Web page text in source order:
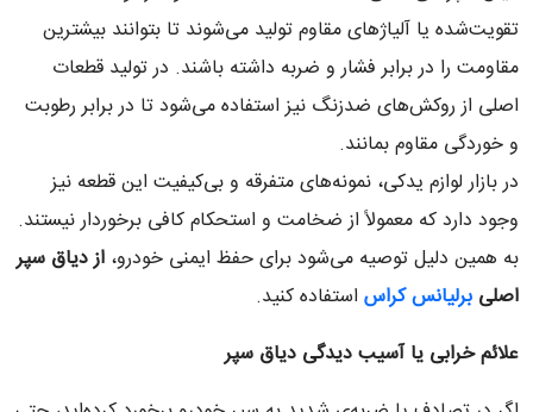
تقویت‌شده یا آلیاژهای مقاوم تولید می‌شوند تا بتوانند بیشترین
مقاومت را در برابر فشار و ضربه داشته باشند. در تولید قطعات
اصلی از روکش‌های ضدزنگ نیز استفاده می‌شود تا در برابر رطوبت
و خوردگی مقاوم بمانند.
در بازار لوازم یدکی، نمونه‌های متفرقه و بی‌کیفیت این قطعه نیز
وجود دارد که معمولاً از ضخامت و استحکام کافی برخوردار نیستند.
به همین دلیل توصیه می‌شود برای حفظ ایمنی خودرو، از دیاق سپر
اصلی برلیانس کراس استفاده کنید.
علائم خرابی یا آسیب دیدگی دیاق سپر